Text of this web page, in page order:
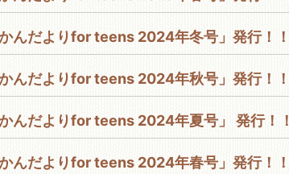
かんだよりfor teens 2024年冬号」発行！！
かんだよりfor teens 2024年秋号」発行！！
かんだよりfor teens 2024年夏号」 発行！！
かんだよりfor teens 2024年春号」発行！！